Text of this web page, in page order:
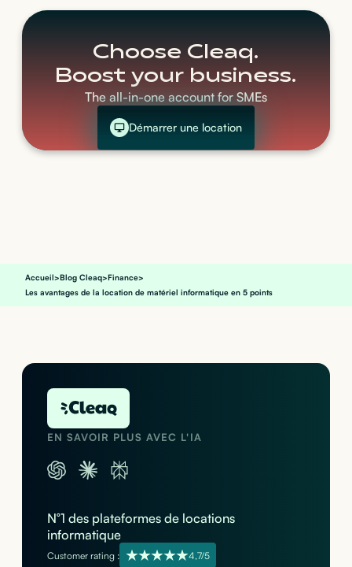
Choose Cleaq.
Boost your business.
The all-in-one account for SMEs
Démarrer une location
Accueil>Blog Cleaq>Finance>
Les avantages de la location de matériel informatique en 5 points
EN SAVOIR PLUS AVEC L'IA
N°1 des plateformes de locations
informatique
Customer rating : 4,7/5